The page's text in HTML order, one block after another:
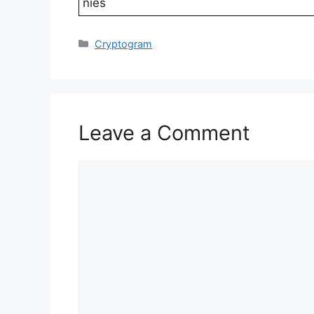
Categories
Cryptogram
Leave a Comment